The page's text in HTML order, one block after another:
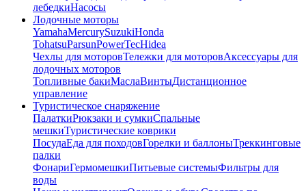
лебедкиНасосы
Лодочные моторы
YamahaMercurySuzukiHonda
TohatsuParsunPowerTecHidea
Чехлы для моторовТележки для моторовАксессуары для
лодочных моторов
Топливные бакиМаслаВинтыДистанционное
управление
Туристическое снаряжение
ПалаткиРюкзаки и сумкиСпальные
мешкиТуристические коврики
ПосудаЕда для походовГорелки и баллоныТреккинговые
палки
ФонариГермомешкиПитьевые системыФильтры для
воды